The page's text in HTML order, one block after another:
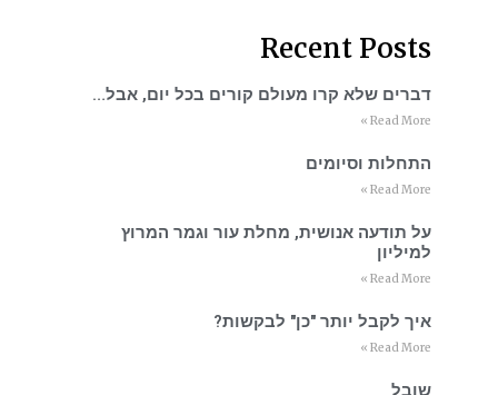
Recent Posts
דברים שלא קרו מעולם קורים בכל יום, אבל…
Read More »
התחלות וסיומים
Read More »
על תודעה אנושית, מחלת עור וגמר המרוץ
למיליון
Read More »
איך לקבל יותר "כן" לבקשות?
Read More »
שובל